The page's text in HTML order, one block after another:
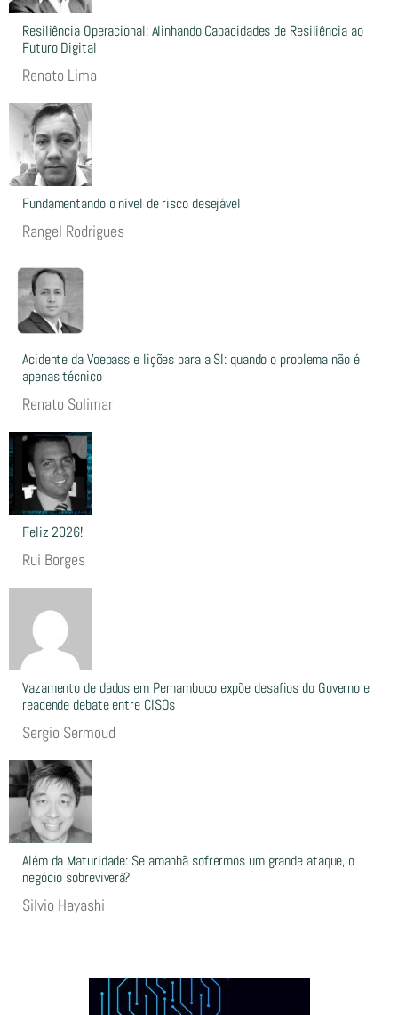
Resiliência Operacional: Alinhando Capacidades de Resiliência ao
Futuro Digital
Renato Lima
Fundamentando o nível de risco desejável
Rangel Rodrigues
Acidente da Voepass e lições para a SI: quando o problema não é
apenas técnico
Renato Solimar
Feliz 2026!
Rui Borges
Vazamento de dados em Pernambuco expõe desafios do Governo e
reacende debate entre CISOs
Sergio Sermoud
Além da Maturidade: Se amanhã sofrermos um grande ataque, o
negócio sobreviverá?
Silvio Hayashi